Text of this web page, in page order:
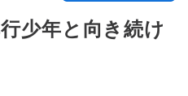
少年と向き続け